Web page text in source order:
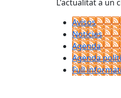
L'actualitat a un
Avisos
Notícies
Agenda
Agenda
Full